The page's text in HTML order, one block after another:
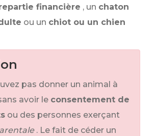
financière , un chaton
ou un chiot ou un chien
pas donner un animal à
avoir le consentement de
ou des personnes exerçant
. Le fait de céder un